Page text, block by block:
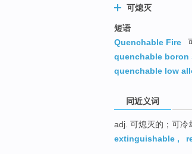
可熄灭
短语
Quenchable Fire
quenchable boron
quenchable low
同近义词
adj. 可熄灭的；可冷
extinguishable ,